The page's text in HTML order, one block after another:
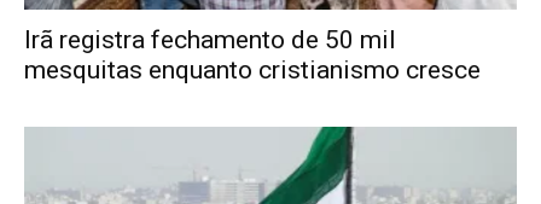
Irã registra fechamento de 50 mil
mesquitas enquanto cristianismo cresce